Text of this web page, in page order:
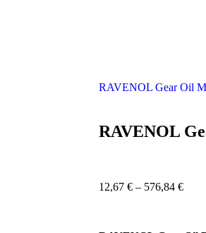
RAVENOL Gear Oil
RAVENOL
12,67 € – 576,84 €